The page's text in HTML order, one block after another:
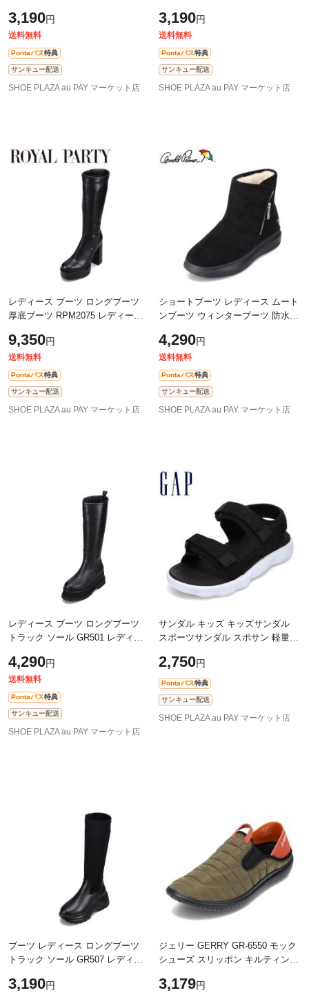
ゴム クッション 中敷き 疲れない
歩
3,190円
送料無料
Pontaパス特典
サンキュー配送
SHOE PLAZA au PAY マーケット店
ューズクッション 中敷き 疲れな
3,190円
送料無料
Pontaパス特典
サンキュー配送
SHOE PLAZA au PAY マーケット店
レディース ブーツ ロングブーツ
厚底ブーツ RPM2075 レディース
疲れない 歩きやすい ボリューム
ソー
9,350円
送料無料
Pontaパス特典
サンキュー配送
SHOE PLAZA au PAY マーケット店
ショートブーツ レディース ムート
ンブーツ ウィンターブーツ 防水
ランド アーノルドパーマー Arnold
4,290円
送料無料
Pontaパス特典
サンキュー配送
SHOE PLAZA au PAY マーケット店
レディース ブーツ ロングブーツ
トラック ソール GR501 レディー
き 疲れない 歩きやすい ボリュー
ム
4,290円
送料無料
Pontaパス特典
サンキュー配送
SHOE PLAZA au PAY マーケット店
サンダル キッズ キッズサンダル
スポーツサンダル スポサン 軽量
2E相当 ギャップ GAP GPK22435C
ブラ
2,750円
Pontaパス特典
サンキュー配送
SHOE PLAZA au PAY マーケット店
ブーツ レディース ロングブーツ
トラック ソール GR507 レディー
き 疲れない 歩きやすい ストレッ
3,190円
ジェリー GERRY GR-6550 モック
シューズ スリッポン キルティング
ド おしゃれ カーキ
3,179円